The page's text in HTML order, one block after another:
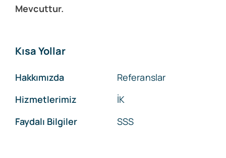
Mevcuttur.
Kısa Yollar
Hakkımızda
Hizmetlerimiz
Faydalı Bilgiler
Referanslar
İK
SSS